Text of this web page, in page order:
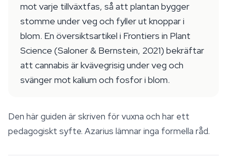
mot varje tillväxtfas, så att plantan bygger
stomme under veg och fyller ut knoppar i
blom. En översiktsartikel i Frontiers in Plant
Science (Saloner & Bernstein, 2021) bekräftar
att cannabis är kvävegrisig under veg och
svänger mot kalium och fosfor i blom.
Den här guiden är skriven för vuxna och har ett
pedagogiskt syfte. Azarius lämnar inga formella råd.